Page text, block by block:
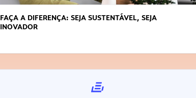
FAÇA A DIFERENÇA: SEJA SUSTENTÁVEL, SEJA
INOVADOR